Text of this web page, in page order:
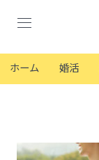
ホーム 婚活